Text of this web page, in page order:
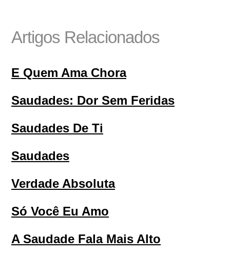
Artigos Relacionados
E Quem Ama Chora
Saudades: Dor Sem Feridas
Saudades De Ti
Saudades
Verdade Absoluta
Só Você Eu Amo
A Saudade Fala Mais Alto